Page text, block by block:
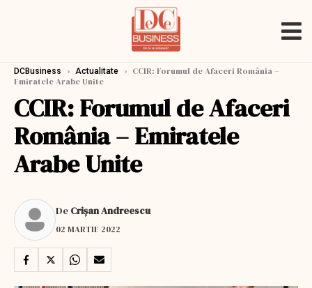
DCBusiness › Actualitate › CCIR: Forumul de Afaceri România –
Emiratele Arabe Unite
CCIR: Forumul de Afaceri
România – Emiratele
Arabe Unite
De Crişan Andreescu
02 MARTIE 2022